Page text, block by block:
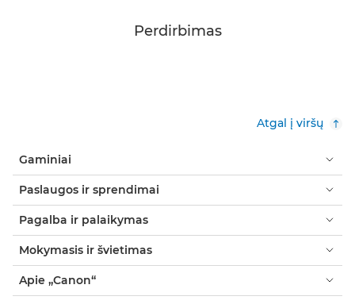
Perdirbimas
Atgal į viršų
Gaminiai
Paslaugos ir sprendimai
Pagalba ir palaikymas
Mokymasis ir švietimas
Apie „Canon“